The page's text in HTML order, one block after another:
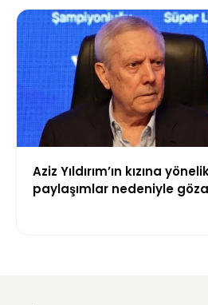
Aziz Yıldırım’ın kızına
paylaşımlar nedeniyle